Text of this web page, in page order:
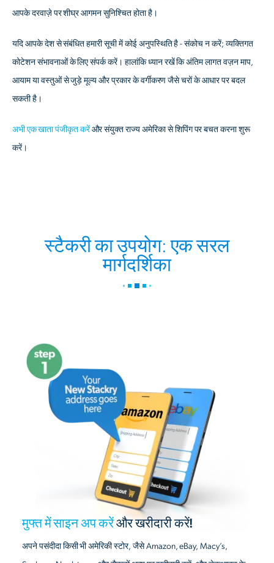
आपके दरवाज़े पर शीघ्र आगमन सुनिश्चित होता है।
यदि आपके देश से संबंधित हमारी सूची में कोई अनुपस्थिति है - संकोच न करें; व्यक्तिगत
कोटेशन संभावनाओं के लिए संपर्क करें। हालांकि ध्यान रखें कि अंतिम लागत वज़न माप,
आयाम या वस्तुओं से जुड़े मूल्य और प्रकार के वर्गीकरण जैसे चरों के आधार पर बदल
सकती है।
अभी एक खाता पंजीकृत करेंऔर संयुक्त राज्य अमेरिका से शिपिंग पर बचत करना शुरू
करें।
स्टैकरी का उपयोग: एक सरल
मार्गदर्शिका
मुफ्त में साइन अप करेंऔर खरीदारी करें!
अपने पसंदीदा किसी भी अमेरिकी स्टोर, जैसे Amazon, eBay, Macy’s,